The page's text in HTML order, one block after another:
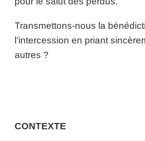
Transmettons-nous la
l’intercession en priant
autres ?
CONTEXTE